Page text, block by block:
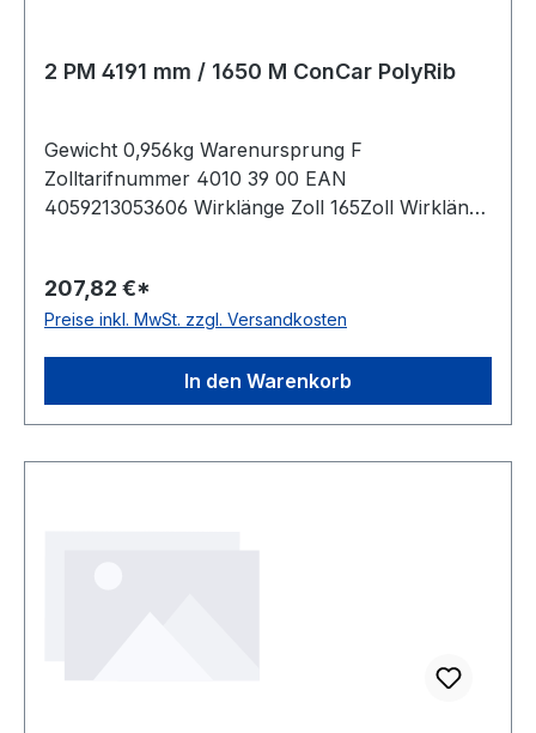
2 PM 4191 mm / 1650 M ConCar PolyRib
Gewicht 0,956kg Warenursprung F
Zolltarifnummer 4010 39 00 EAN
4059213053606 Wirklänge Zoll 165Zoll Wirklänge
Material Neoprene Zugstrang Polyester
Rippenabstand 9,4mm Höhe 12,0mm
207,82 €*
Preise inkl. MwSt. zzgl. Versandkosten
In den Warenkorb